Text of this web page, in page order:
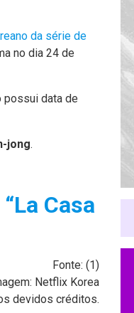
da série de
no dia 24 de
possui data de
jong.
Casa
Fonte: (1)
Netflix Korea
devidos créditos.